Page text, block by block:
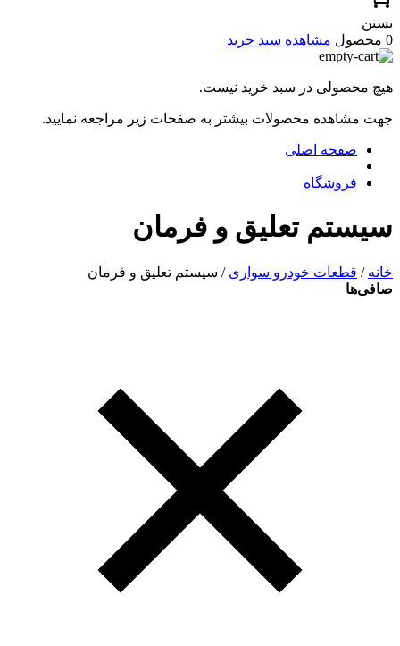
بستن
0 محصول
مشاهده سبد خرید
هیچ محصولی در سبد خرید نیست.
جهت مشاهده محصولات بیشتر به صفحات زیر مراجعه نمایید.
صفحه اصلی
فروشگاه
سیستم تعلیق و فرمان
خانه / قطعات خودرو سواری / سیستم تعلیق و فرمان
صافی‌ها